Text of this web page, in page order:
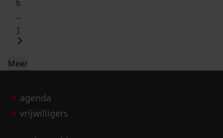
...
1
Meer
agenda
vrijwilligers